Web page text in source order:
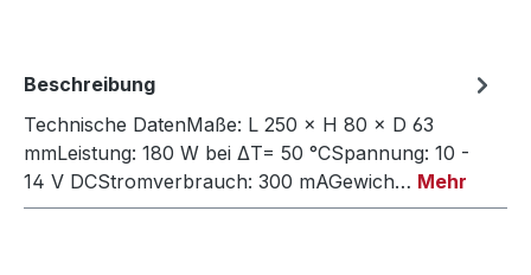
Beschreibung
Technische DatenMaße: L 250 × H 80 × D 63
mmLeistung: 180 W bei ΔT= 50 °CSpannung: 10 -
14 V DCStromverbrauch: 300 mAGewich… Mehr